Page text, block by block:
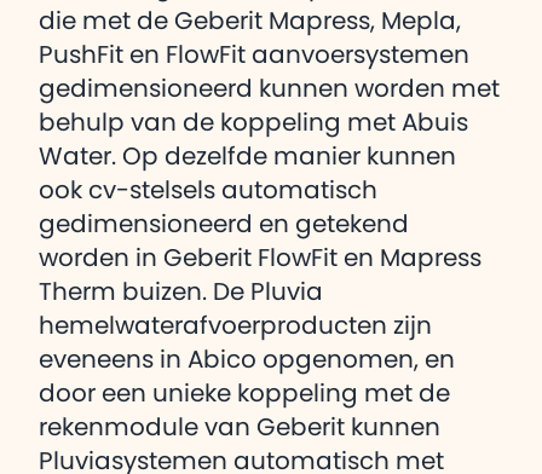
die met de Geberit Mapress, Mepla,
PushFit en FlowFit aanvoersystemen
gedimensioneerd kunnen worden met
behulp van de koppeling met Abuis
Water. Op dezelfde manier kunnen
ook cv-stelsels automatisch
gedimensioneerd en getekend
worden in Geberit FlowFit en Mapress
Therm buizen. De Pluvia
hemelwaterafvoerproducten zijn
eveneens in Abico opgenomen, en
door een unieke koppeling met de
rekenmodule van Geberit kunnen
Pluviasystemen automatisch met